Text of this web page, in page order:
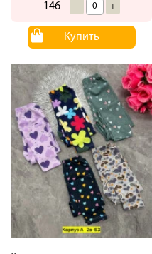
146 - +
Купить